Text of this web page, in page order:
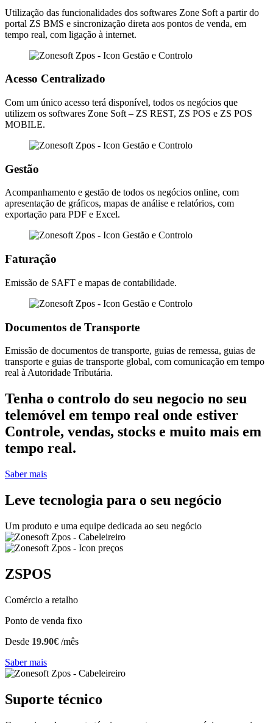
Utilização das funcionalidades dos softwares Zone Soft a partir do
portal ZS BMS e sincronização direta aos pontos de venda, em
tempo real, com ligação à internet.
Acesso Centralizado
Com um único acesso terá disponível, todos os negócios que
utilizem os softwares Zone Soft – ZS REST, ZS POS e ZS POS
MOBILE.
Gestão
Acompanhamento e gestão de todos os negócios online, com
apresentação de gráficos, mapas de análise e relatórios, com
exportação para PDF e Excel.
Faturação
Emissão de SAFT e mapas de contabilidade.
Documentos de Transporte
Emissão de documentos de transporte, guias de remessa, guias de
transporte e guias de transporte global, com comunicação em tempo
real à Autoridade Tributária.
Tenha o controlo do seu negocio no seu
telemóvel em tempo real onde estiver
Controle, vendas, stocks e muito mais em
tempo real.
Saber mais
Leve tecnologia para o seu negócio
Um produto e uma equipe dedicada ao seu negócio
ZSPOS
Comércio a retalho
Ponto de venda fixo
Desde 19.90€ /mês
Saber mais
Suporte técnico